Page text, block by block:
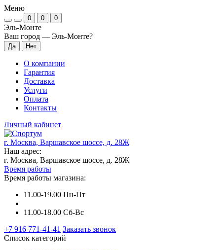
Меню
0 0 0
Эль-Монте
Ваш город — Эль-Монте?
О компании
Гарантия
Доставка
Услуги
Оплата
Контакты
Личный кабинет
г. Москва, Варшавское шоссе, д. 28Ж
Наш адрес:
г. Москва, Варшавское шоссе, д. 28Ж
Время работы
Время работы магазина:
11.00-19.00 Пн-Пт
11.00-18.00 Сб-Вс
+7 916 771-41-41 Заказать звонок
Список категорий